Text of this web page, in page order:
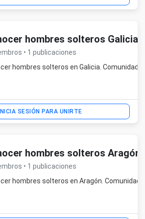
hombres solteros Galicia
• 1 publicaciones
hombres solteros en Galicia. Comunidad
INICIA SESIÓN PARA UNIRTE
hombres solteros Aragón
• 1 publicaciones
hombres solteros en Aragón. Comunidad